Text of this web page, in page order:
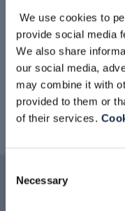
We use cookies to
provide social media
We also share
our social media,
may combine it with
provided to them or
of their services.
Selection
Necessary
ZAWORY MIX-PROOF